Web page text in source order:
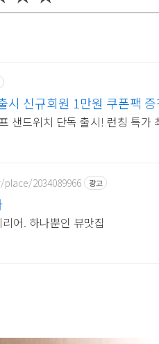
시 신규회원 1만원 쿠폰팩 증
샌드위치 단독 출시! 런칭 특가
2034089966 광고
어. 하나뿐인 뷰맛집